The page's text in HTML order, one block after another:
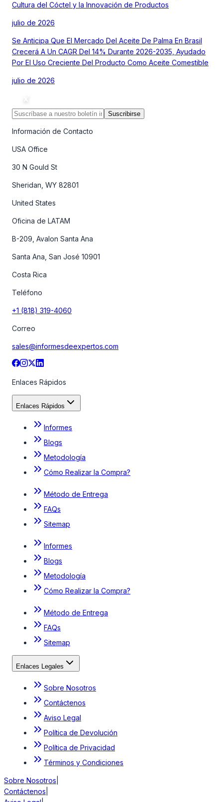
Cultura del Cóctel y la Innovación de Productos
julio de 2026
Se Anticipa Que El Mercado Del Aceite De Palma En Brasil
Crecerá A Un CAGR Del 14% Durante 2026-2035, Ayudado
Por El Uso Creciente Del Producto Como Aceite Comestible
julio de 2026
Suscribirse
Información de Contacto
USA Office
30 N Gould St
Sheridan, WY 82801
United States
Oficina de LATAM
B-209, Avalon Santa Ana
Santa Ana, San José 10901
Costa Rica
Teléfono
+1 (818) 319-4060
Correo
sales@informesdeexpertos.com
Enlaces Rápidos
Enlaces Rápidos
Informes
Blogs
Metodología
Cómo Realizar la Compra?
Método de Entrega
FAQs
Sitemap
Informes
Blogs
Metodología
Cómo Realizar la Compra?
Método de Entrega
FAQs
Sitemap
Enlaces Legales
Sobre Nosotros
Contáctenos
Aviso Legal
Política de Devolución
Política de Privacidad
Términos y Condiciones
Sobre Nosotros
Contáctenos